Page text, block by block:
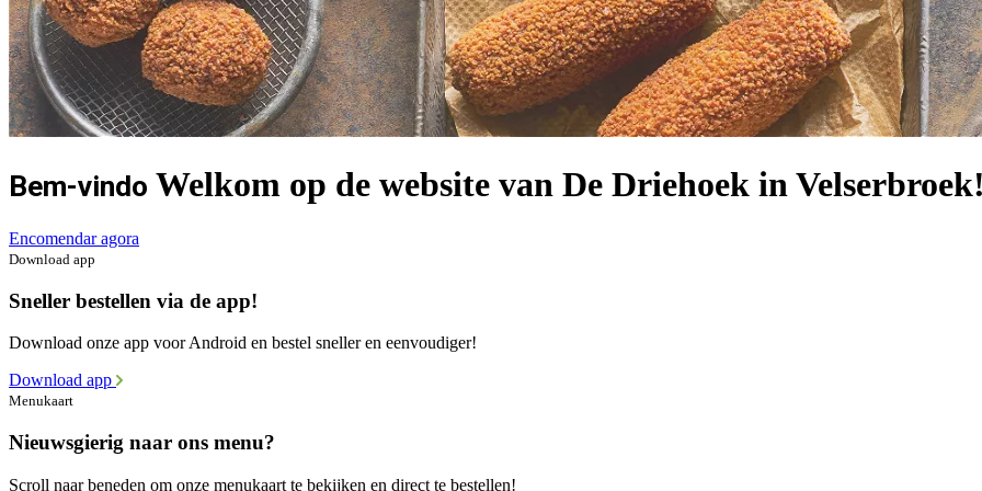
Bem-vindo Welkom op de website van De Driehoek in
Encomendar agora
Download app
Sneller bestellen via de app!
Download onze app voor Android en bestel sneller en eenvoudiger!
Download app
Menukaart
Nieuwsgierig naar ons menu?
Scroll naar beneden om onze menukaart te bekijken en direct te bestellen!